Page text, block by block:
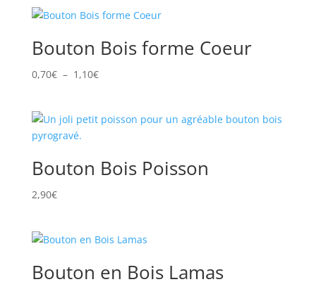
Bouton Bois forme Coeur
0,70€ – 1,10€Plage
0,70€
Bouton Bois Poisson
2,90€
Bouton en Bois Lamas